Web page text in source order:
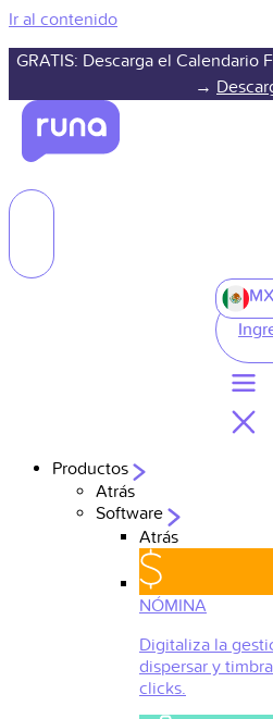
Ir al contenido
GRATIS: Descarga el Calendario
→
MX
Productos
Atrás
Software
Atrás
NÓMINA
Digitaliza la
dispersar y
clicks.